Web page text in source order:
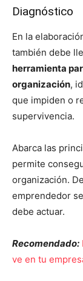
Diagnóstico
En la
también debe
herramienta
organización,
que impiden o
supervivencia.
Abarca las
permite
organización.
emprendedor
debe actuar.
Recomendado:
ve en tu